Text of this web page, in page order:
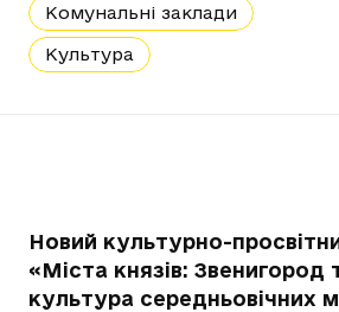
Комунальні заклади
Культура
Новий культурно-
«Міста князів: Звенигород
культура середньовічних